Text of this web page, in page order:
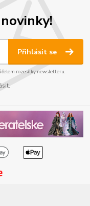
Přihlásit se
rozesílky newsletteru.